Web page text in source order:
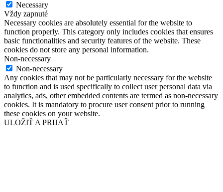
Necessary
Vždy zapnuté
Necessary cookies are absolutely essential for the website to
function properly. This category only includes cookies that ensures
basic functionalities and security features of the website. These
cookies do not store any personal information.
Non-necessary
Non-necessary
Any cookies that may not be particularly necessary for the website
to function and is used specifically to collect user personal data via
analytics, ads, other embedded contents are termed as non-necessary
cookies. It is mandatory to procure user consent prior to running
these cookies on your website.
ULOŽIŤ A PRIJAŤ